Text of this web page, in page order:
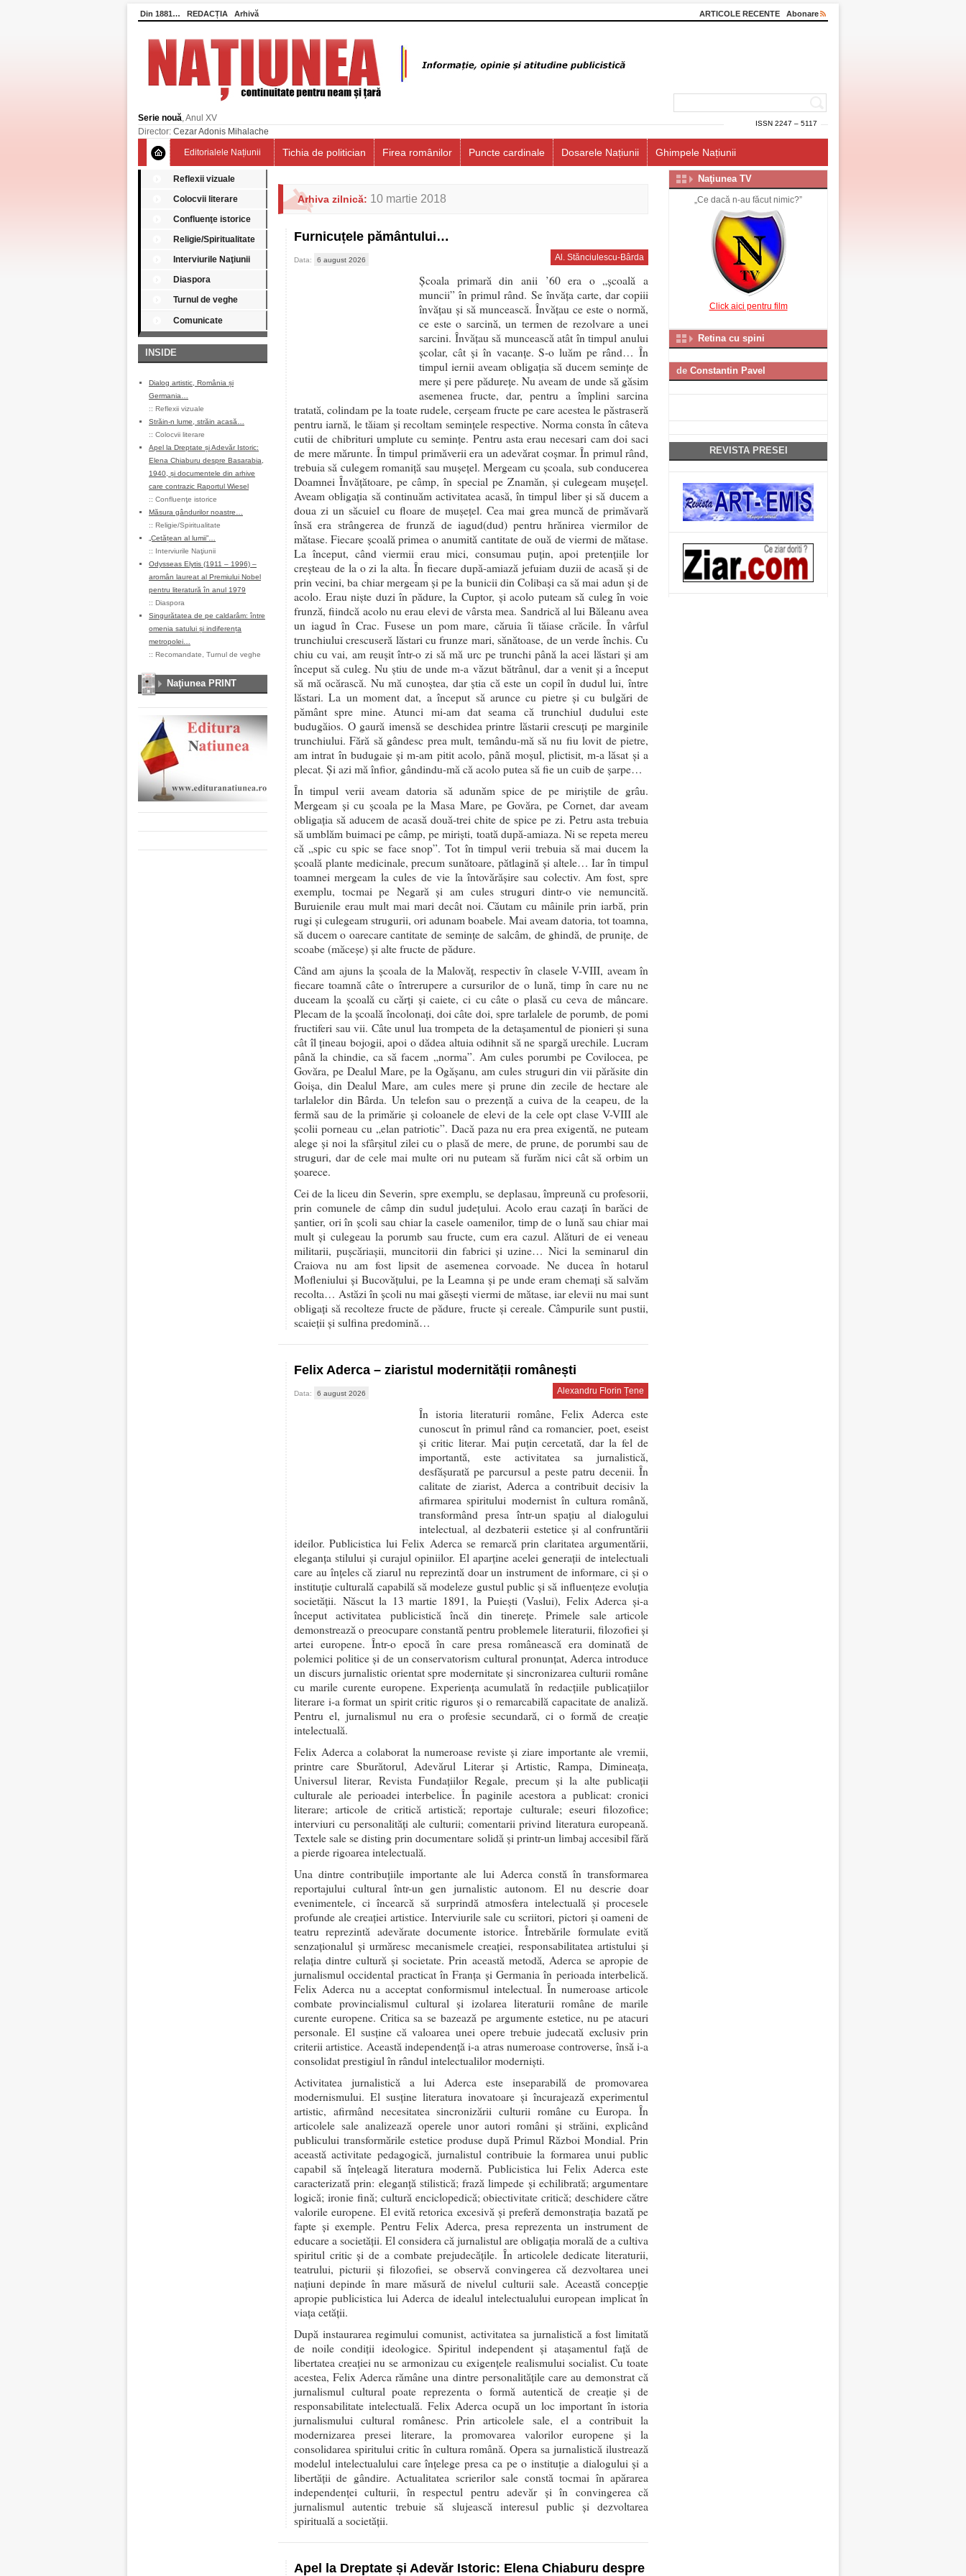
Din 1881… REDACȚIA Arhivă ARTICOLE RECENTE Abonare
ISSN 2247 – 5117
Serie nouă, Anul XV
Director: Cezar Adonis Mihalache
Editorialele Națiunii Tichia de politician Firea românilor Puncte cardinale Dosarele Națiunii Ghimpele Națiunii
Reflexii vizuale
Colocvii literare
Confluenţe istorice
Religie/Spiritualitate
Interviurile Naţiunii
Diaspora
Turnul de veghe
Comunicate
INSIDE
Dialog artistic, România și
Germania…
:: Reflexii vizuale
Străin-n lume, străin acasă…
:: Colocvii literare
Apel la Dreptate și Adevăr Istoric:
Elena Chiaburu despre Basarabia,
1940, și documentele din arhive
care contrazic Raportul Wiesel
:: Confluenţe istorice
Măsura gândurilor noastre…
:: Religie/Spiritualitate
„Cetățean al lumii”…
:: Interviurile Naţiunii
Odysseas Elytis (1911 – 1996) –
aromân laureat al Premiului Nobel
pentru literatură în anul 1979
:: Diaspora
Singurătatea de pe caldarâm: între
omenia satului și indiferența
metropolei…
:: Recomandate Turnul de veghe
Naţiunea PRINT
Arhiva zilnică: 10 martie 2018
Furnicuțele pământului…
Data: 6 august 2026 Al. Stănciulescu-Bârda
Școala primară din anii ’60 era o „școală a
muncii” în primul rând. Se învăța carte, dar copiii
învățau și să muncească. Învățau ce este o normă,
ce este o sarcină, un termen de rezolvare a unei
sarcini. Învățau să muncească atât în timpul anului
școlar, cât și în vacanțe. S-o luăm pe rând… În
timpul iernii aveam obligația să ducem semințe de
mere și pere pădurețe. Nu aveam de unde să găsim
asemenea fructe, dar, pentru a împlini sarcina
tratată, colindam pe la toate rudele, cerșeam fructe pe care acestea le păstraseră
pentru iarnă, le tăiam și recoltam semințele respective. Norma consta în câteva
cutii de chibrituri umplute cu semințe. Pentru asta erau necesari cam doi saci
de mere mărunte. În timpul primăverii era un adevărat coșmar. În primul rând,
trebuia să culegem romaniță sau mușețel. Mergeam cu școala, sub conducerea
Doamnei Învățătoare, pe câmp, în special pe Znamăn, și culegeam mușețel.
Aveam obligația să continuăm activitatea acasă, în timpul liber și să ducem a
doua zi un săcuiel cu floare de mușețel. Cea mai grea muncă de primăvară
însă era strângerea de frunză de iagud(dud) pentru hrănirea viermilor de
mătase. Fiecare școală primea o anumită cantitate de ouă de viermi de mătase.
La început, când viermii erau mici, consumau puțin, apoi pretențiile lor
creșteau de la o zi la alta. În fiecare după-amiază jefuiam duzii de acasă și de
prin vecini, ba chiar mergeam și pe la bunicii din Colibași ca să mai adun și de
acolo. Erau niște duzi în pădure, la Cuptor, și acolo puteam să culeg în voie
frunză, fiindcă acolo nu erau elevi de vârsta mea. Sandrică al lui Băleanu avea
un iagud în Crac. Fusese un pom mare, căruia îi tăiase crăcile. În vârful
trunchiului crescuseră lăstari cu frunze mari, sănătoase, de un verde închis. Cu
chiu cu vai, am reușit într-o zi să mă urc pe trunchi până la acei lăstari și am
început să culeg. Nu știu de unde m-a văzut bătrânul, dar a venit și a început
să mă ocărască. Nu mă cunoștea, dar știa că este un copil în dudul lui, între
lăstari. La un moment dat, a început să arunce cu pietre și cu bulgări de
pământ spre mine. Atunci mi-am dat seama că trunchiul dudului este
budugăios. O gaură imensă se deschidea printre lăstarii crescuți pe marginile
trunchiului. Fără să gândesc prea mult, temându-mă să nu fiu lovit de pietre,
am intrat în budugaie și m-am pitit acolo, până moșul, plictisit, m-a lăsat și a
plecat. Și azi mă înfior, gândindu-mă că acolo putea să fie un cuib de șarpe…
În timpul verii aveam datoria să adunăm spice de pe miriștile de grâu.
Mergeam și cu școala pe la Masa Mare, pe Govăra, pe Cornet, dar aveam
obligația să aducem de acasă două-trei chite de spice pe zi. Petru asta trebuia
să umblăm buimaci pe câmp, pe miriști, toată după-amiaza. Ni se repeta mereu
că „spic cu spic se face snop”. Tot în timpul verii trebuia să mai ducem la
școală plante medicinale, precum sunătoare, pătlagină și altele… Iar în timpul
toamnei mergeam la cules de vie la întovărășire sau colectiv. Am fost, spre
exemplu, tocmai pe Negară și am cules struguri dintr-o vie nemuncită.
Buruienile erau mult mai mari decât noi. Căutam cu mâinile prin iarbă, prin
rugi și culegeam strugurii, ori adunam boabele. Mai aveam datoria, tot toamna,
să ducem o oarecare cantitate de semințe de salcâm, de ghindă, de prunițe, de
scoabe (măceșe) și alte fructe de pădure.
Când am ajuns la școala de la Malovăț, respectiv în clasele V-VIII, aveam în
fiecare toamnă câte o întrerupere a cursurilor de o lună, timp în care nu ne
duceam la școală cu cărți și caiete, ci cu câte o plasă cu ceva de mâncare.
Plecam de la școală încolonați, doi câte doi, spre tarlalele de porumb, de pomi
fructiferi sau vii. Câte unul lua trompeta de la detașamentul de pionieri și suna
cât îl țineau bojogii, apoi o dădea altuia odihnit să ne spargă urechile. Lucram
până la chindie, ca să facem „norma”. Am cules porumbi pe Covilocea, pe
Govăra, pe Dealul Mare, pe la Ogășanu, am cules struguri din vii părăsite din
Goișa, din Dealul Mare, am cules mere și prune din zecile de hectare ale
tarlalelor din Bârda. Un telefon sau o prezență a cuiva de la ceapeu, de la
fermă sau de la primărie și coloanele de elevi de la cele opt clase V-VIII ale
școlii porneau cu „elan patriotic”. Dacă paza nu era prea exigentă, ne puteam
alege și noi la sfârșitul zilei cu o plasă de mere, de prune, de porumbi sau de
struguri, dar de cele mai multe ori nu puteam să furăm nici cât să orbim un
șoarece.
Cei de la liceu din Severin, spre exemplu, se deplasau, împreună cu profesorii,
prin comunele de câmp din sudul județului. Acolo erau cazați în barăci de
șantier, ori în școli sau chiar la casele oamenilor, timp de o lună sau chiar mai
mult și culegeau la porumb sau fructe, cum era cazul. Alături de ei veneau
militarii, pușcăriașii, muncitorii din fabrici și uzine… Nici la seminarul din
Craiova nu am fost lipsit de asemenea corvoade. Ne ducea în hotarul
Mofleniului și Bucovățului, pe la Leamna și pe unde eram chemați să salvăm
recolta… Astăzi în școli nu mai găsești viermi de mătase, iar elevii nu mai sunt
obligați să recolteze fructe de pădure, fructe și cereale. Câmpurile sunt pustii,
scaieții și sulfina predomină…
Felix Aderca – ziaristul modernității românești
Data: 6 august 2026 Alexandru Florin Țene
În istoria literaturii române, Felix Aderca este
cunoscut în primul rând ca romancier, poet, eseist
și critic literar. Mai puțin cercetată, dar la fel de
importantă, este activitatea sa jurnalistică,
desfășurată pe parcursul a peste patru decenii. În
calitate de ziarist, Aderca a contribuit decisiv la
afirmarea spiritului modernist în cultura română,
transformând presa într-un spațiu al dialogului
intelectual, al dezbaterii estetice și al confruntării
ideilor. Publicistica lui Felix Aderca se remarcă prin claritatea argumentării,
eleganța stilului și curajul opiniilor. El aparține acelei generații de intelectuali
care au înțeles că ziarul nu reprezintă doar un instrument de informare, ci și o
instituție culturală capabilă să modeleze gustul public și să influențeze evoluția
societății. Născut la 13 martie 1891, la Puiești (Vaslui), Felix Aderca și-a
început activitatea publicistică încă din tinerețe. Primele sale articole
demonstrează o preocupare constantă pentru problemele literaturii, filozofiei și
artei europene. Într-o epocă în care presa românească era dominată de
polemici politice și de un conservatorism cultural pronunțat, Aderca introduce
un discurs jurnalistic orientat spre modernitate și sincronizarea culturii române
cu marile curente europene. Experiența acumulată în redacțiile publicațiilor
literare i-a format un spirit critic riguros și o remarcabilă capacitate de analiză.
Pentru el, jurnalismul nu era o profesie secundară, ci o formă de creație
intelectuală.
Felix Aderca a colaborat la numeroase reviste și ziare importante ale vremii,
printre care Sburătorul, Adevărul Literar și Artistic, Rampa, Dimineața,
Universul literar, Revista Fundațiilor Regale, precum și la alte publicații
culturale ale perioadei interbelice. În paginile acestora a publicat: cronici
literare; articole de critică artistică; reportaje culturale; eseuri filozofice;
interviuri cu personalități ale culturii; comentarii privind literatura europeană.
Textele sale se disting prin documentare solidă și printr-un limbaj accesibil fără
a pierde rigoarea intelectuală.
Una dintre contribuțiile importante ale lui Aderca constă în transformarea
reportajului cultural într-un gen jurnalistic autonom. El nu descrie doar
evenimentele, ci încearcă să surprindă atmosfera intelectuală și procesele
profunde ale creației artistice. Interviurile sale cu scriitori, pictori și oameni de
teatru reprezintă adevărate documente istorice. Întrebările formulate evită
senzaționalul și urmăresc mecanismele creației, responsabilitatea artistului și
relația dintre cultură și societate. Prin această metodă, Aderca se apropie de
jurnalismul occidental practicat în Franța și Germania în perioada interbelică.
Felix Aderca nu a acceptat conformismul intelectual. În numeroase articole
combate provincialismul cultural și izolarea literaturii române de marile
curente europene. Critica sa se bazează pe argumente estetice, nu pe atacuri
personale. El susține că valoarea unei opere trebuie judecată exclusiv prin
criterii artistice. Această independență i-a atras numeroase controverse, însă i-a
consolidat prestigiul în rândul intelectualilor moderniști.
Activitatea jurnalistică a lui Aderca este inseparabilă de promovarea
modernismului. El susține literatura inovatoare și încurajează experimentul
artistic, afirmând necesitatea sincronizării culturii române cu Europa. În
articolele sale analizează operele unor autori români și străini, explicând
publicului transformările estetice produse după Primul Război Mondial. Prin
această activitate pedagogică, jurnalistul contribuie la formarea unui public
capabil să înțeleagă literatura modernă. Publicistica lui Felix Aderca este
caracterizată prin: eleganță stilistică; frază limpede și echilibrată; argumentare
logică; ironie fină; cultură enciclopedică; obiectivitate critică; deschidere către
valorile europene. El evită retorica excesivă și preferă demonstrația bazată pe
fapte și exemple. Pentru Felix Aderca, presa reprezenta un instrument de
educare a societății. El considera că jurnalistul are obligația morală de a cultiva
spiritul critic și de a combate prejudecățile. În articolele dedicate literaturii,
teatrului, picturii și filozofiei, se observă convingerea că dezvoltarea unei
națiuni depinde în mare măsură de nivelul culturii sale. Această concepție
apropie publicistica lui Aderca de idealul intelectualului european implicat în
viața cetății.
După instaurarea regimului comunist, activitatea sa jurnalistică a fost limitată
de noile condiții ideologice. Spiritul independent și atașamentul față de
libertatea creației nu se armonizau cu exigențele realismului socialist. Cu toate
acestea, Felix Aderca rămâne una dintre personalitățile care au demonstrat că
jurnalismul cultural poate reprezenta o formă autentică de creație și de
responsabilitate intelectuală. Felix Aderca ocupă un loc important în istoria
jurnalismului cultural românesc. Prin articolele sale, el a contribuit la
modernizarea presei literare, la promovarea valorilor europene și la
consolidarea spiritului critic în cultura română. Opera sa jurnalistică ilustrează
modelul intelectualului care înțelege presa ca pe o instituție a dialogului și a
libertății de gândire. Actualitatea scrierilor sale constă tocmai în apărarea
independenței culturii, în respectul pentru adevăr și în convingerea că
jurnalismul autentic trebuie să slujească interesul public și dezvoltarea
spirituală a societății.
Apel la Dreptate și Adevăr Istoric: Elena Chiaburu despre
Naţiunea TV
„Ce dacă n-au făcut nimic?”
Click aici pentru film
Retina cu spini
de Constantin Pavel
REVISTA PRESEI